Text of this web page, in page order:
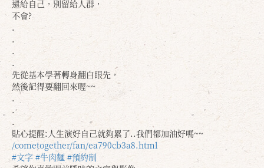
還給自己，別留給人群，
不會?
.
.
.
.
先從基本學著轉身翻白眼先，
然後記得要翻回來喔~~
.
.
.
貼心提醒:人生演好自己就夠累了..我們都加油好嗎~~
/cometogether/fan/ea790cb3a8.html
#文字 #牛肉麵 #預約制